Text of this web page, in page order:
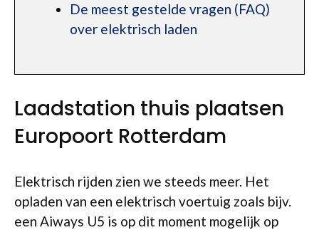
De meest gestelde vragen (FAQ)
over elektrisch laden
Laadstation thuis plaatsen
Europoort Rotterdam
Elektrisch rijden zien we steeds meer. Het
opladen van een elektrisch voertuig zoals bijv.
een Aiways U5 is op dit moment mogelijk op